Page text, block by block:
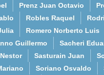
Prenz Juan Octavio
Robles Raquel
Romero Norberto Luis
Guillermo
Sacheri
Sasturain Juan
Soriano Osvaldo